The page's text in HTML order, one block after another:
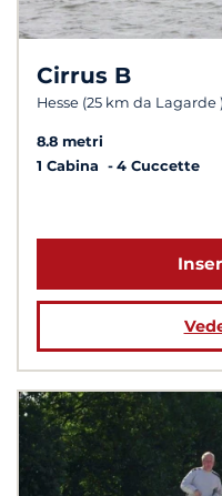
Cirrus B
Hesse (25 km da Lagarde )
8.8 metri
1 Cabina
4 Cuccette